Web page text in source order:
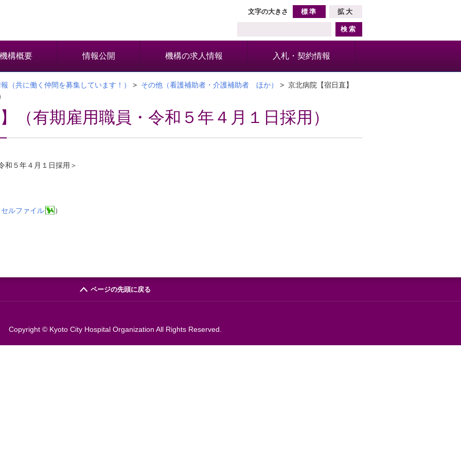
文字の大きさ 標準 拡大
機構概要 情報公開 機構の求人情報 入札・契約情報
（共に働く仲間を募集しています！） > その他（看護補助者・介護補助者 ほか）
> 京北病院【宿日直】
（有期雇用職員・令和５年４月１日採用）
和５年４月１日採用＞
ルファイル ）
ページの先頭に戻る
Copyright © Kyoto City Hospital Organization All Rights Reserved.